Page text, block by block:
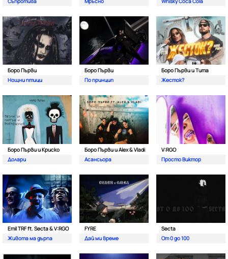
Съпротива
Мръсно
Whisky Coca Cola
Боро Първи
Нощни птици
Боро Първи
По принцип
Боро Първи и Тита
Жесток?
Боро Първи и Криско
Долари
Боро Първи и Alex & Vladi
Асансьора
V:RGO
Просто Виктор
Emil TRF ft. Secta & V:RGO
Живота ма дърпа
FYRE
Дай ми време
Secta
От 0 до 100